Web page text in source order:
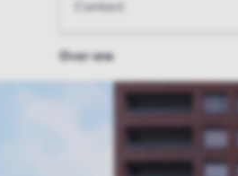
Contact
Over ons